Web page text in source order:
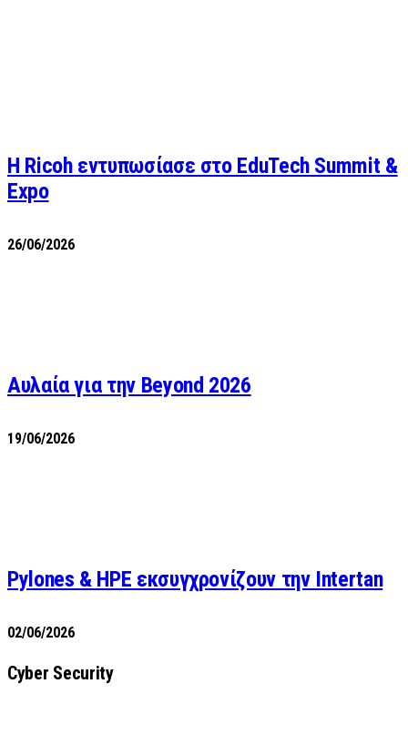
Η Ricoh εντυπωσίασε στο EduTech Summit &
Expo
26/06/2026
Αυλαία για την Beyond 2026
19/06/2026
Pylones & HPE εκσυγχρονίζουν την Intertan
02/06/2026
Cyber Security